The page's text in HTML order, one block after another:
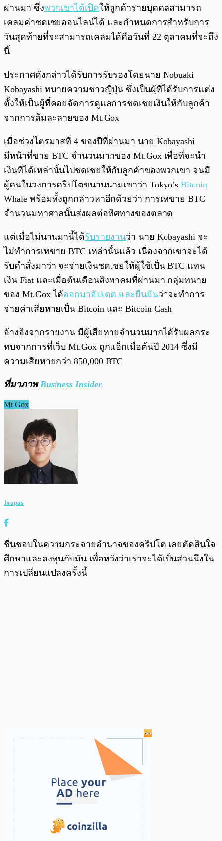
ผ่านมา ซึ่งพวกเขาได้เปิดให้ลูกค้ารายบุคคลสามารถ
เคลมค่าชดเชยออนไลน์ได้ และกำหนดการสำหรับการ
วันสุดท้ายที่จะสามารถเคลมได้คือวันที่ 22 ตุลาคมที่จะถึง
นี้
ประกาศดังกล่าวได้รับการรับรองโดยนาย Nobuaki
Kobayashi ทนายความชาวญี่ปุ่น ซึ่งเป็นผู้ที่ได้รับการแต่ง
ตั้งให้เป็นผู้ที่คอยจัดการดูแลการชดเชยเงินให้กับลูกค้า
จากการล้มละลายของ Mt.Gox
เมื่อช่วงไตรมาสที่ 4 ของปีที่ผ่านมา นาย Kobayashi
มีหน้าที่ขาย BTC จำนวนมากของ Mt.Gox เพื่อที่จะนำ
เงินที่ได้เหล่านั้นไปชดเชยให้กับลูกค้าของพวกเขา จนมี
ผู้คนในวงการคริปโตขนานนามเขาว่า Tokyo’s Bitcoin
Whale พร้อมทั้งถูกกล่าวหาอีกด้วยว่า การเทขาย BTC
จำนวนมหาศาลนั้นส่งผลต่อทิศทางของตลาด
แต่เมื่อไม่นานมานี้ได้รับรายงานว่า นาย Kobayashi จะ
ไม่ทำการเทขาย BTC เหล่านั้นแล้ว เนื่องจากเขาจะได้
รับคำสั่งมาว่า จะจ่ายเงินชดเชยให้ผู้ใช้เป็น BTC แทน
เงิน Fiat และเมื่อต้นเดือนสิงหาคมที่ผ่านมา กลุ่มทนาย
ของ Mt.Gox ได้ออกมาอัปเดต และยืนยันว่าจะทำการ
จ่ายค่าเสียหายเป็น Bitcoin และ Bitcoin Cash
อ้างอิงจากรายงาน มีผู้เสียหายจำนวนมากได้รับผลกระ
ทบจากการที่เว็บ Mt.Gox ถูกแฮ็กเมื่อต้นปี 2014 ซึ่งมี
ความเสียหายกว่า 850,000 BTC
ที่มาภาพBusiness Insider
Mt Gox
Jirapas
ชื่นชอบในความกระจายอำนาจของคริปโต เลยตัดสินใจ
ศึกษาและลงทุนกับมัน เพื่อหวังว่าเราจะได้เป็นส่วนนึงใน
การเปลี่ยนแปลงครั้งนี้